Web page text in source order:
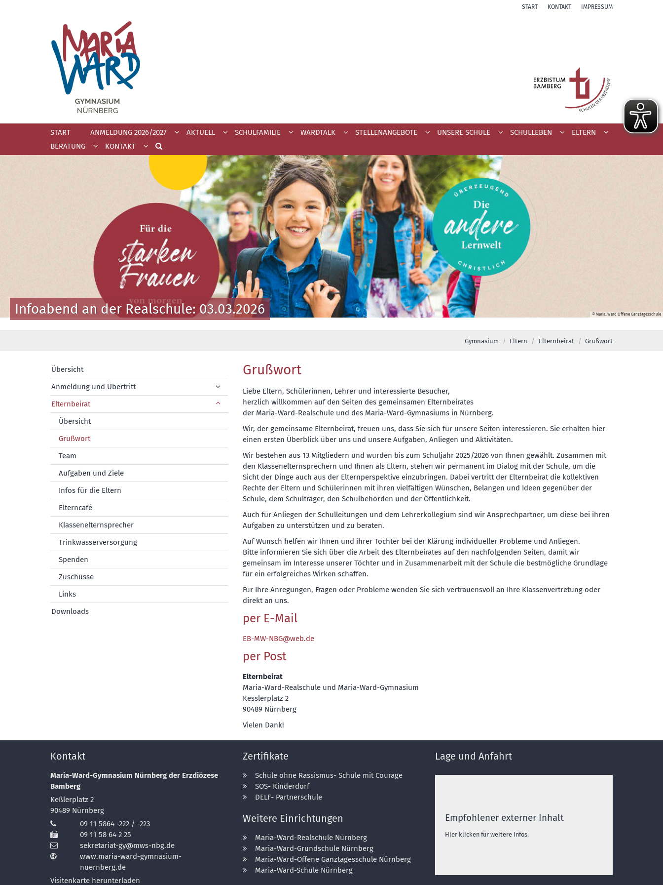
START KONTAKT IMPRESSUM
START ANMELDUNG 2026/2027 AKTUELL SCHULFAMILIE WARDTALK STELLENANGEBOTE UNSERE SCHULE SCHULLEBEN
ELTERN
BERATUNG
KONTAKT
© Maria_Ward Offene Ganztagesschule
Infoabend an der Realschule: 03.03.2026
Gymnasium Eltern Elternbeirat Grußwort
Grußwort
Liebe Eltern, Schülerinnen, Lehrer und interessierte Besucher,
herzlich willkommen auf den Seiten des gemeinsamen Elternbeirates
der Maria-Ward-Realschule und des Maria-Ward-Gymnasiums in Nürnberg.
Wir, der gemeinsame Elternbeirat, freuen uns, dass Sie sich für unsere Seiten interessieren. Sie erhalten hier
einen ersten Überblick über uns und unsere Aufgaben, Anliegen und Aktivitäten.
Wir bestehen aus 13 Mitgliedern und wurden bis zum Schuljahr 2025/2026 von Ihnen gewählt. Zusammen mit
den Klassenelternsprechern und Ihnen als Eltern, stehen wir permanent im Dialog mit der Schule, um die
Sicht der Dinge auch aus der Elternperspektive einzubringen. Dabei vertritt der Elternbeirat die kollektiven
Rechte der Eltern und Schülerinnen mit ihren vielfältigen Wünschen, Belangen und Ideen gegenüber der
Schule, dem Schulträger, den Schulbehörden und der Öffentlichkeit.
Auch für Anliegen der Schulleitungen und dem Lehrerkollegium sind wir Ansprechpartner, um diese bei ihren
Aufgaben zu unterstützen und zu beraten.
Auf Wunsch helfen wir Ihnen und ihrer Tochter bei der Klärung individueller Probleme und Anliegen.
Bitte informieren Sie sich über die Arbeit des Elternbeirates auf den nachfolgenden Seiten, damit wir
gemeinsam im Interesse unserer Töchter und in Zusammenarbeit mit der Schule die bestmögliche Grundlage
für ein erfolgreiches Wirken schaffen.
Für Ihre Anregungen, Fragen oder Probleme wenden Sie sich vertrauensvoll an Ihre Klassenvertretung oder
direkt an uns.
per E-Mail
EB-MW-NBG@web.de
per Post
Elternbeirat
Maria-Ward-Realschule und Maria-Ward-Gymnasium
Kesslerplatz 2
90489 Nürnberg
Vielen Dank!
Übersicht
Anmeldung und Übertritt
Elternbeirat
Übersicht
Grußwort
Team
Aufgaben und Ziele
Infos für die Eltern
Elterncafé
Klassenelternsprecher
Trinkwasserversorgung
Spenden
Zuschüsse
Links
Downloads
Kontakt
Maria-Ward-Gymnasium Nürnberg der Erzdiözese
Bamberg
Keßlerplatz 2
90489 Nürnberg
09 11 5864 -222 / -223
09 11 58 64 2 25
sekretariat-gy@mws-nbg.de
www.maria-ward-gymnasium-
nuernberg.de
Visitenkarte herunterladen
Zertifikate
Schule ohne Rassismus- Schule mit Courage
SOS- Kinderdorf
DELF- Partnerschule
Weitere Einrichtungen
Maria-Ward-Realschule Nürnberg
Maria-Ward-Grundschule Nürnberg
Maria-Ward-Offene Ganztagesschule Nürnberg
Maria-Ward-Schule Nürnberg
Lage und Anfahrt
Empfohlener externer Inhalt
Hier klicken für weitere Infos.